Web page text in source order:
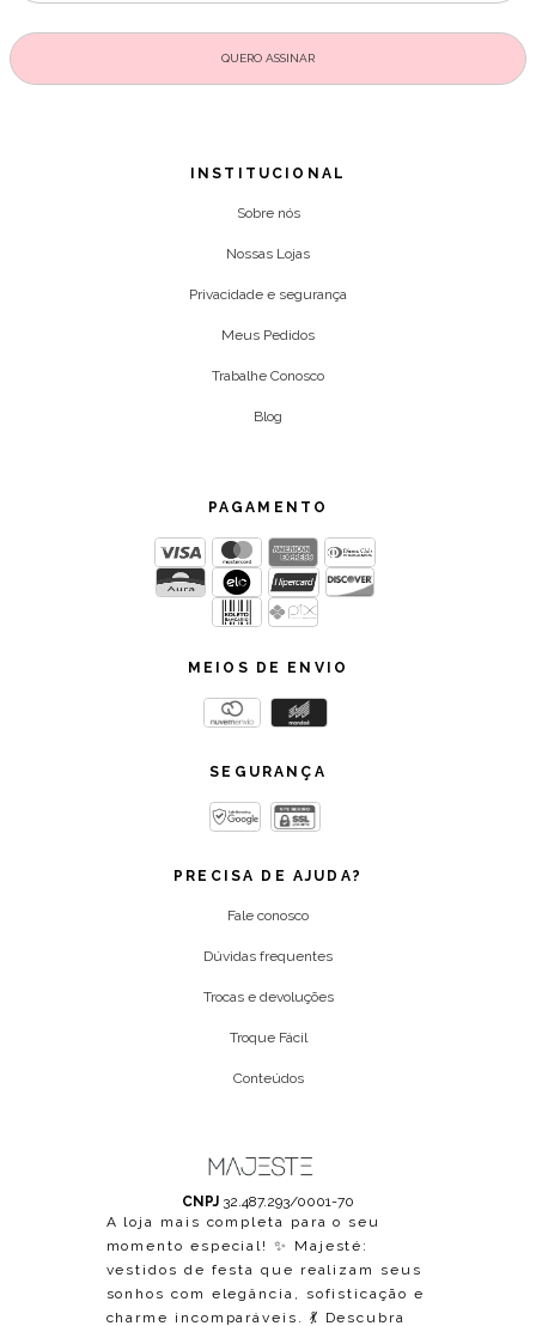
INSTITUCIONAL
Sobre nós
Nossas Lojas
Privacidade e segurança
Meus Pedidos
Trabalhe Conosco
Blog
PAGAMENTO
MEIOS DE ENVIO
SEGURANÇA
PRECISA DE AJUDA?
Fale conosco
Dúvidas frequentes
Trocas e devoluções
Troque Fácil
Conteúdos
CNPJ 32.487.293/0001-70
A loja mais completa para o seu
momento especial! ✨ Majesté:
vestidos de festa que realizam seus
sonhos com elegância, sofisticação e
charme incomparáveis. 💃 Descubra